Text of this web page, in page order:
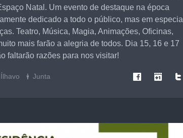
Natal. Um evento de destaque na época
dedicado a todo o público, mas em especial
Teatro, Música, Magia, Animações, Oficinas,
mais farão a alegria de todos. Dia 15, 16 e 17
faltarão razões para nos visitar!
Ílhavo Junta